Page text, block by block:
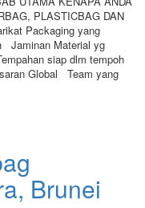
PLASTICBAG DAN
Packaging yang
Jaminan Material yg
siap dlm tempoh
Global Team yang
Brunei